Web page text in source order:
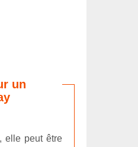
un
elle peut être